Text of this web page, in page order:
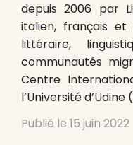
depuis 2006 par
italien, français et
littéraire,
communautés
Centre
l’Université d’Udine
Publié le 15 juin 2022